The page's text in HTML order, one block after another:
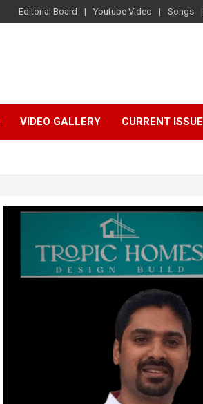
Editorial Board Youtube Video Songs
VIDEO GALLERY CURRENT ISSUE